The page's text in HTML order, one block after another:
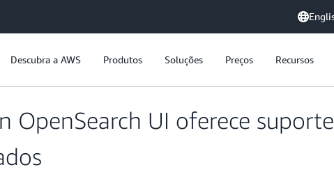
Descubra a AWS Produtos Soluções Preços Recursos
OpenSearch UI oferece